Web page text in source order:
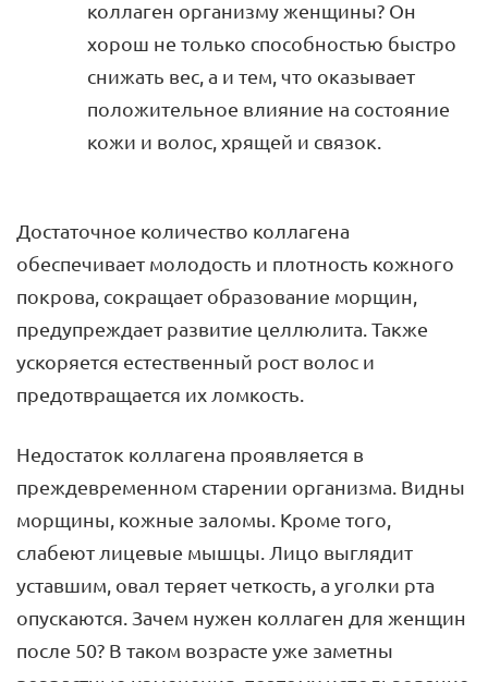
коллаген организму женщины? Он
хорош не только способностью быстро
снижать вес, а и тем, что оказывает
положительное влияние на состояние
кожи и волос, хрящей и связок.
Достаточное количество коллагена
обеспечивает молодость и плотность кожного
покрова, сокращает образование морщин,
предупреждает развитие целлюлита. Также
ускоряется естественный рост волос и
предотвращается их ломкость.
Недостаток коллагена проявляется в
преждевременном старении организма. Видны
морщины, кожные заломы. Кроме того,
слабеют лицевые мышцы. Лицо выглядит
уставшим, овал теряет четкость, а уголки рта
опускаются. Зачем нужен коллаген для женщин
после 50? В таком возрасте уже заметны